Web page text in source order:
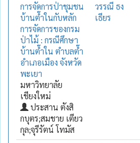
การจัดการป่าชุมชน
บ้านต๊ำในกับหลัก
การจัดการของกรม
ป่าไม้ : กรณีศึกษา
บ้านต๊ำใน ตำบลต๊ำ
อำเภอเมือง จังหวัด
พะเยา
มหาวิทยาลัย
เชียงใหม่
ประสาน ตังสิ
กบุตร;สมชาย เตียว
กุล;จุรีรัตน์ โทมัส
วรรณี ธง
เธียร